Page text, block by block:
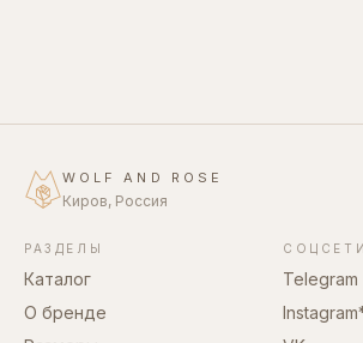
WOLF AND ROSE
Киров, Россия
РАЗДЕЛЫ
Каталог
О бренде
СОЦСЕТИ
Telegram